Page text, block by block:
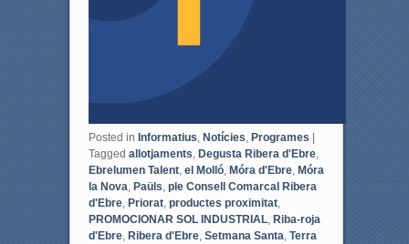
Posted in Informatius Notícies Programes |
Tagged allotjaments Degusta Ribera d'Ebre,
Ebrelumen Talent, el Molló, Móra d'Ebre, Móra
la Nova Paüls ple Consell Comarcal Ribera
d'Ebre, Priorat, productes proximitat,
PROMOCIONAR SOL INDUSTRIAL, Riba-roja
d'Ebre, Ribera d'Ebre, Setmana Santa Terra